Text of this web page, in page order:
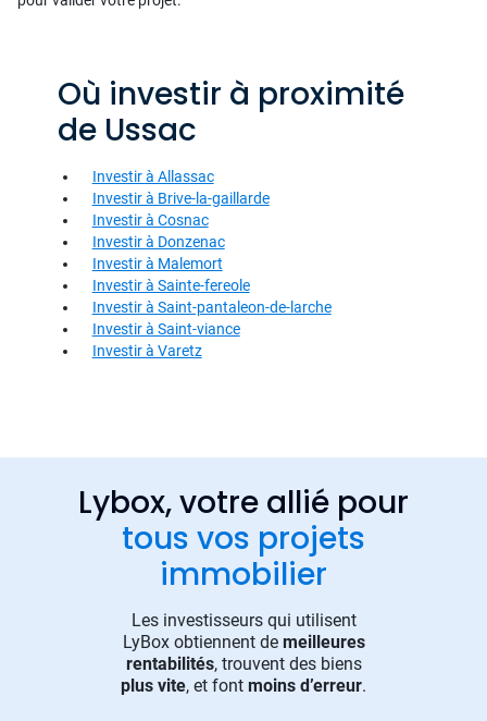
Où investir à proximité
de Ussac
Investir à Allassac
Investir à Brive-la-gaillarde
Investir à Cosnac
Investir à Donzenac
Investir à Malemort
Investir à Sainte-fereole
Investir à Saint-pantaleon-de-larche
Investir à Saint-viance
Investir à Varetz
Lybox, votre allié pour
tous vos projets
immobilier
Les investisseurs qui utilisent
LyBox obtiennent de meilleures
rentabilités, trouvent des biens
plus vite, et font moins d’erreur.